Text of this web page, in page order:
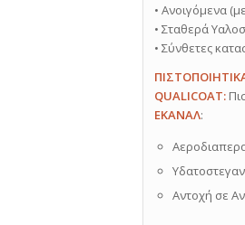
• Ανοιγόμενα
• Σταθερά
• Σύνθετες
QUALICOAT:
ΕΚΑΝΑΛ:
Αντοχή σε